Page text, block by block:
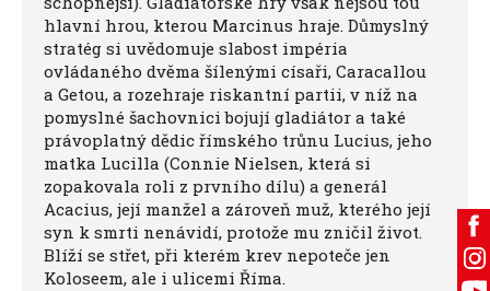
hlavní hrou, kterou Marcinus hraje. Důmyslný
stratég si uvědomuje slabost impéria
ovládaného dvěma šílenými císaři, Caracallou
a Getou, a rozehraje riskantní partii, v níž na
pomyslné šachovnici bojují gladiátor a také
právoplatný dědic římského trůnu Lucius, jeho
matka Lucilla (Connie Nielsen, která si
zopakovala roli z prvního dílu) a generál
Acacius, její manžel a zároveň muž, kterého její
syn k smrti nenávidí, protože mu zničil život.
Blíží se střet, při kterém krev nepoteče jen
Koloseem, ale i ulicemi Říma.